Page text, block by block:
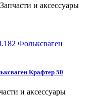
Запчасти и аксессуары
Крафтер 50
и аксессуары